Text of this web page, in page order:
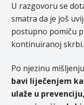
U razgovoru se
smatra da je još
postupno pomiču
kontinuiranoj skrbi.
Po njezinu
bavi liječenjem
ulaže u